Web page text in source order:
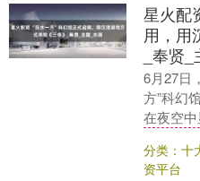
星火配
用，用
_奉贤
6月27日
方”科幻
在夜空中
型，一
宴”即将
分类：十
资平台